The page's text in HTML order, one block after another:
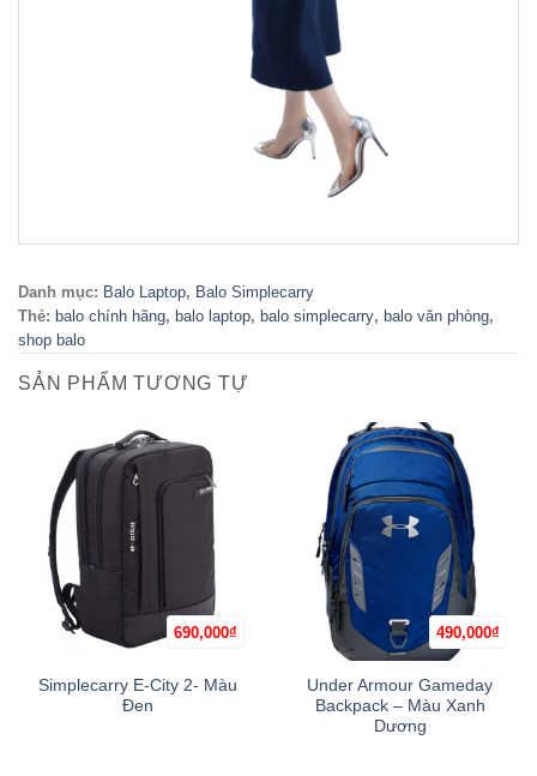
Danh mục: Balo Laptop, Balo Simplecarry
Thẻ: balo chính hãng, balo laptop, balo simplecarry, balo văn phòng,
shop balo
SẢN PHẨM TƯƠNG TỰ
690,000₫
Simplecarry E-City 2- Màu
Đen
490,000₫
Under Armour Gameday
Backpack – Màu Xanh
Dương